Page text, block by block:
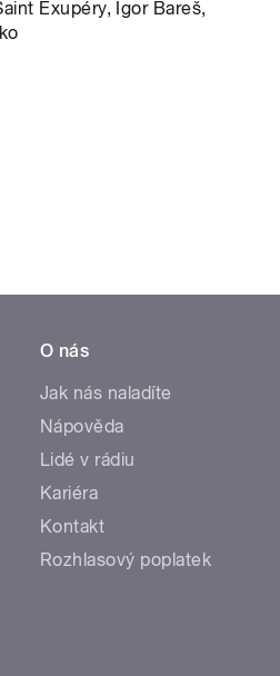
Exupéry, Igor Bareš,
O nás
Jak nás naladíte
Nápověda
Lidé v rádiu
Kariéra
Kontakt
Rozhlasový poplatek